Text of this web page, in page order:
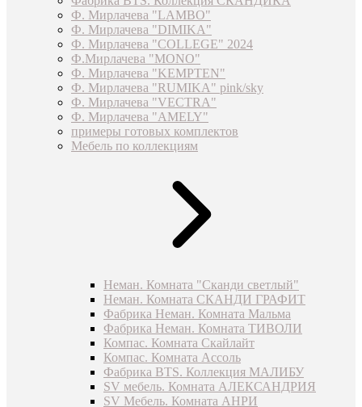
Ф. Мирлачева "LAMBO"
Ф. Мирлачева "DIMIKA"
Ф. Мирлачева "COLLEGE" 2024
Ф.Мирлачева "MONO"
Ф. Мирлачева "KEMPTEN"
Ф. Мирлачева "RUMIKA" pink/sky
Ф. Мирлачева "VECTRA"
Ф. Мирлачева "AMELY"
примеры готовых комплектов
Мебель по коллекциям
Неман. Комната "Сканди светлый"
Неман. Комната СКАНДИ ГРАФИТ
Фабрика Неман. Комната Мальма
Фабрика Неман. Комната ТИВОЛИ
Компас. Комната Скайлайт
Компас. Комната Ассоль
Фабрика BTS. Коллекция МАЛИБУ
SV мебель. Комната АЛЕКСАНДРИЯ
SV Мебель. Комната АНРИ